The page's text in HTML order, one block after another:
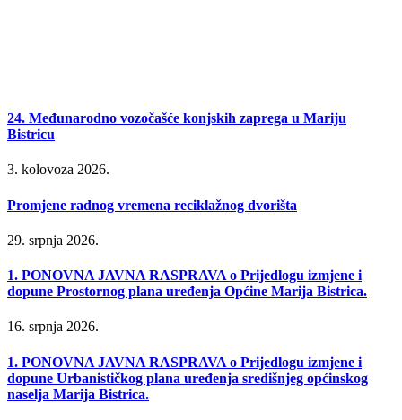
24. Međunarodno vozočašće konjskih zaprega u Mariju
Bistricu
3. kolovoza 2026.
Promjene radnog vremena reciklažnog dvorišta
29. srpnja 2026.
1. PONOVNA JAVNA RASPRAVA o Prijedlogu izmjene i
dopune Prostornog plana uređenja Općine Marija Bistrica.
16. srpnja 2026.
1. PONOVNA JAVNA RASPRAVA o Prijedlogu izmjene i
dopune Urbanističkog plana uređenja središnjeg općinskog
naselja Marija Bistrica.